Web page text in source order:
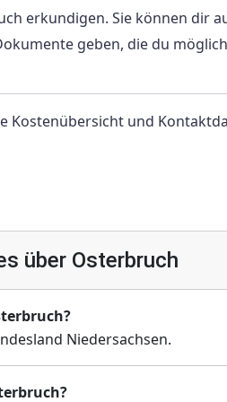
erkundigen. Sie können dir
geben, die du
Kostenübersicht und
über Osterbruch
Niedersachsen.